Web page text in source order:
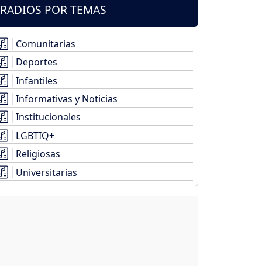
RADIOS POR TEMAS
Comunitarias
Deportes
Infantiles
Informativas y Noticias
Institucionales
LGBTIQ+
Religiosas
Universitarias